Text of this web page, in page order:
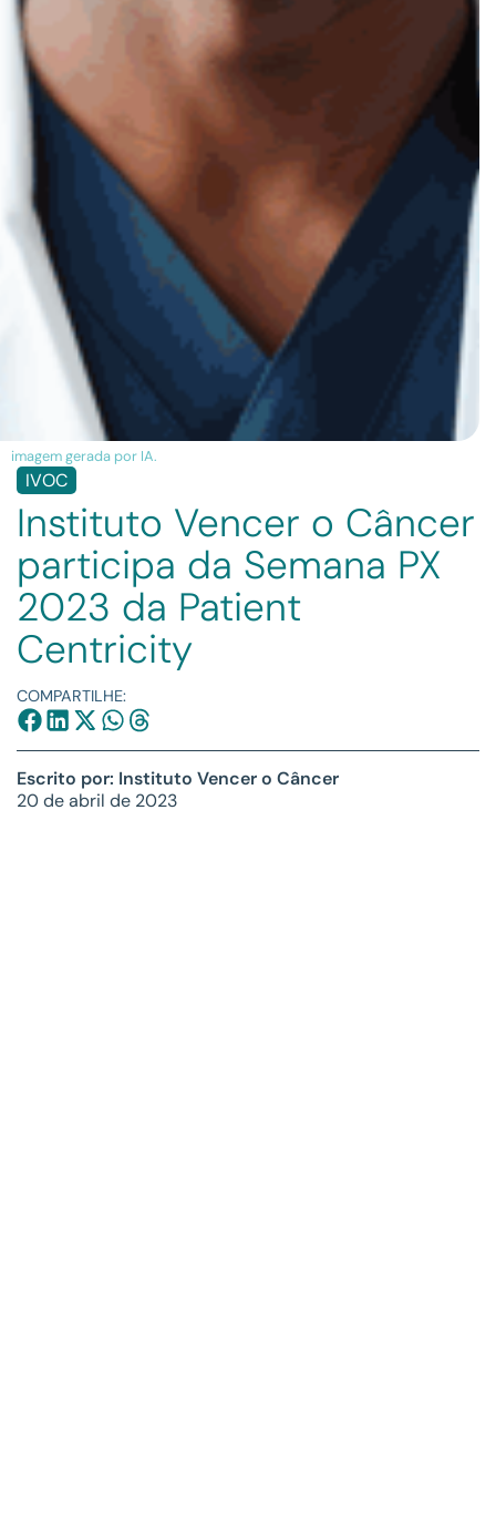
imagem gerada por IA.
IVOC
Instituto Vencer o Câncer
participa da Semana PX
2023 da Patient
Centricity
COMPARTILHE:
Escrito por: Instituto Vencer o Câncer
20 de abril de 2023